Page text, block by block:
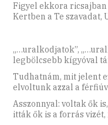
Figyel ekkora ricsajban
Kertben a Te szavadat,
„…uralkodjatok”,
legbölcsebb kígyóval
Tudhatnám, mit jelent
elvoltunk azzal a
Asszonnyal: voltak ők
itták ők is a forrás vizét,